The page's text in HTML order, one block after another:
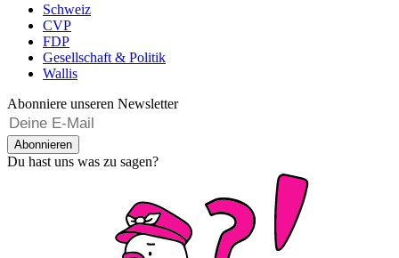
Schweiz
CVP
FDP
Gesellschaft & Politik
Wallis
Abonniere unseren Newsletter
Abonnieren
Du hast uns was zu sagen?